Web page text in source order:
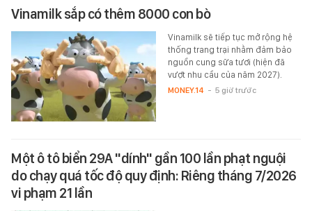
Vinamilk sắp có thêm 8000 con bò
Vinamilk sẽ tiếp tục mở rộng hệ
thống trang trại nhằm đảm bảo
nguồn cung sữa tươi (hiện đã
vượt nhu cầu của năm 2027).
MONEY.14 - 5 giờ trước
Một ô tô biển 29A "dính" gần 100 lần phạt nguội
do chạy quá tốc độ quy định: Riêng tháng 7/2026
vi phạm 21 lần